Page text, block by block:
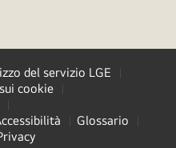
del servizio LGE
cookie
Glossario